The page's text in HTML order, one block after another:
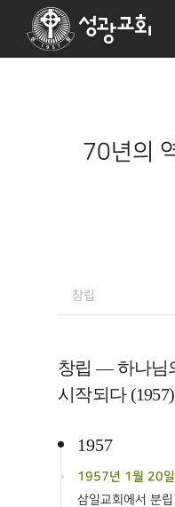
70년의
창립
창립 — 하나님
시작되다 (1957)
1957
1957년 1월 20일
삼일교회에서 분